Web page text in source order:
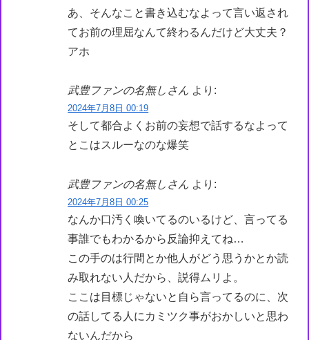
あ、そんなこと書き込むなよって言い返され
てお前の理屈なんて終わるんだけど大丈夫？
アホ
武豊ファンの名無しさん より:
2024年7月8日 00:19
そして都合よくお前の妄想で話するなよって
とこはスルーなのな爆笑
武豊ファンの名無しさん より:
2024年7月8日 00:25
なんか口汚く喚いてるのいるけど、言ってる
事誰でもわかるから反論抑えてね…
この手のは行間とか他人がどう思うかとか読
み取れない人だから、説得ムリよ。
ここは目標じゃないと自ら言ってるのに、次
の話してる人にカミツク事がおかしいと思わ
ないんだから